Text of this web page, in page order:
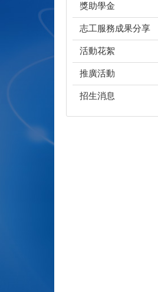
獎助學金
志工服務成果分享
活動花絮
推廣活動
招生消息